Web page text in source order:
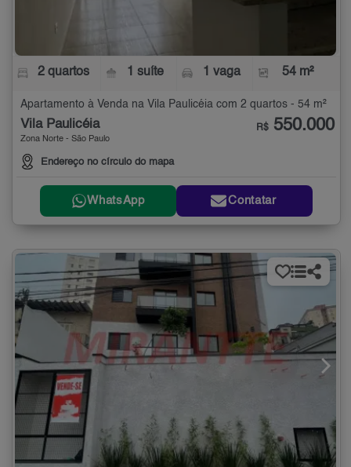
2 quartos 1 suíte 1 vaga 54 m²
Apartamento à Venda na Vila Paulicéia com 2 quartos - 54 m²
Vila Paulicéia
Zona Norte - São Paulo
Endereço no círculo do mapa
R$ 550.000
WhatsApp Contatar